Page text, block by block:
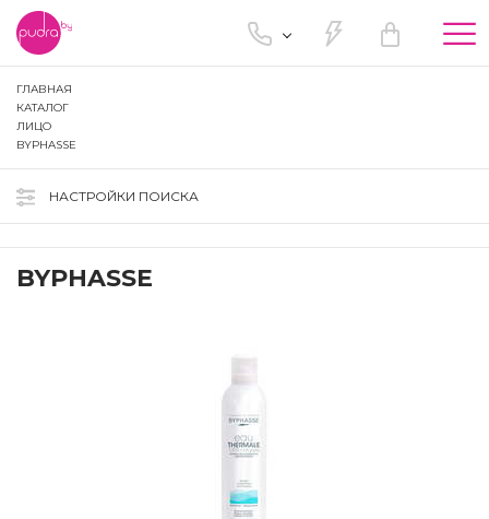
ГЛАВНАЯ
КАТАЛОГ
ЛИЦО
BYPHASSE
НАСТРОЙКИ ПОИСКА
BYPHASSE